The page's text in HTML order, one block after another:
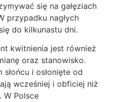
się na gałęziach
przypadku nagłych
do kilkunastu dni.
kwitnienia jest również
oraz stanowisko.
i osłonięte od
wcześniej i obficiej niż
W Polsce